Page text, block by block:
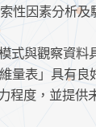
性因素分析及
式與觀察資料
量表」具有良
程度，並提供